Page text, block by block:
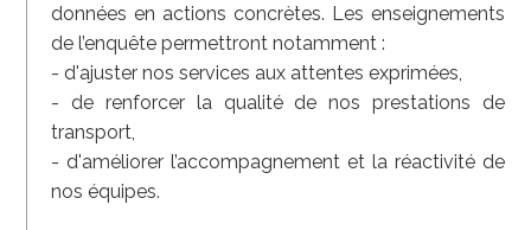
données en actions concrètes. Les enseignements
de l’enquête permettront notamment :
- d'ajuster nos services aux attentes exprimées,
- de renforcer la qualité de nos prestations de
transport,
- d'améliorer l’accompagnement et la réactivité de
nos équipes.